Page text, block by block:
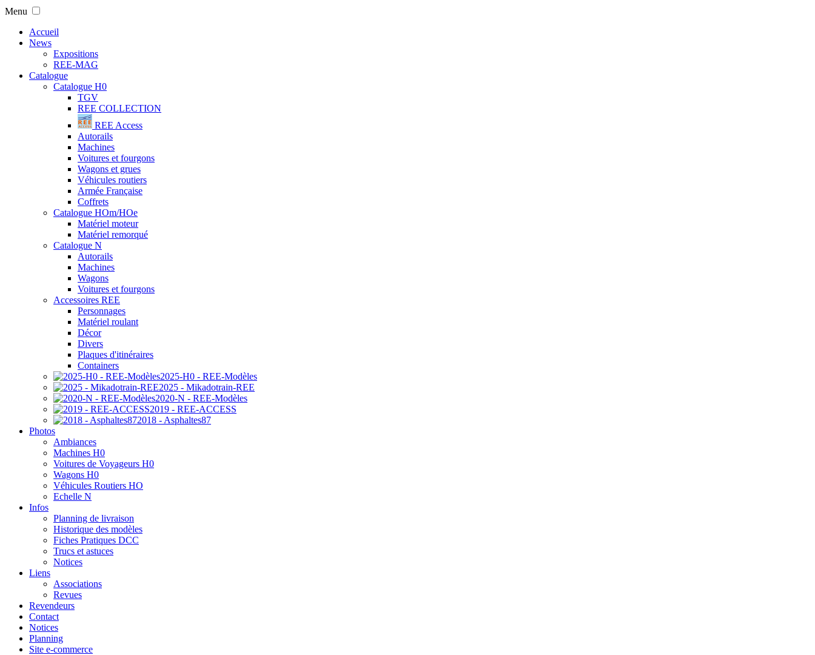
Menu
Accueil
News
Expositions
REE-MAG
Catalogue
Catalogue H0
TGV
REE COLLECTION
REE Access
Autorails
Machines
Voitures et fourgons
Wagons et grues
Véhicules routiers
Armée Française
Coffrets
Catalogue HOm/HOe
Matériel moteur
Matériel remorqué
Catalogue N
Autorails
Machines
Wagons
Voitures et fourgons
Accessoires REE
Personnages
Matériel roulant
Décor
Divers
Plaques d'itinéraires
Containers
2025-H0 - REE-Modèles
2025 - Mikadotrain-REE
2020-N - REE-Modèles
2019 - REE-ACCESS
2018 - Asphaltes87
Photos
Ambiances
Machines H0
Voitures de Voyageurs H0
Wagons H0
Véhicules Routiers HO
Echelle N
Infos
Planning de livraison
Historique des modèles
Fiches Pratiques DCC
Trucs et astuces
Notices
Liens
Associations
Revues
Revendeurs
Contact
Notices
Planning
Site e-commerce